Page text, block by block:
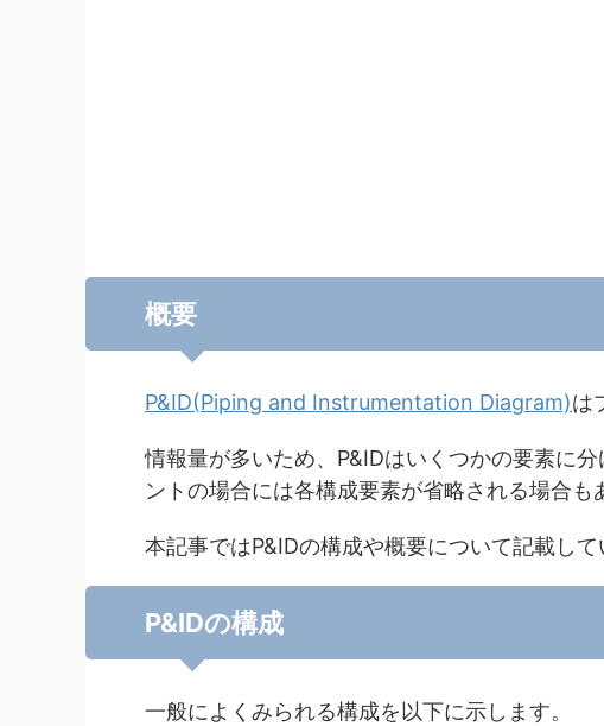
概要
P&ID(Piping and Instrumentation Diagram)は
情報量が多いため、P&IDはいくつかの要素に
ントの場合には各構成要素が省略される場合も
本記事ではP&IDの構成や概要について記載して
P&IDの構成
一般によくみられる構成を以下に示します。